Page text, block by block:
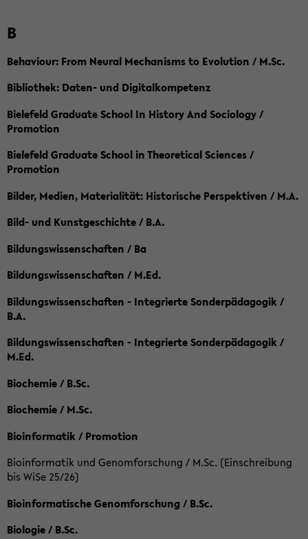
B
Behaviour: From Neural Mechanisms to Evolution / M.Sc.
Bibliothek: Daten- und Digitalkompetenz
Bielefeld Graduate School In History And Sociology /
Promotion
Bielefeld Graduate School in Theoretical Sciences /
Promotion
Bilder, Medien, Materialität: Historische Perspektiven / M.A.
Bild- und Kunstgeschichte / B.A.
Bildungswissenschaften / Ba
Bildungswissenschaften / M.Ed.
Bildungswissenschaften - Integrierte Sonderpädagogik /
B.A.
Bildungswissenschaften - Integrierte Sonderpädagogik /
M.Ed.
Biochemie / B.Sc.
Biochemie / M.Sc.
Bioinformatik / Promotion
Bioinformatik und Genomforschung / M.Sc. (Einschreibung
bis WiSe 25/26)
Bioinformatische Genomforschung / B.Sc.
Biologie / B.Sc.